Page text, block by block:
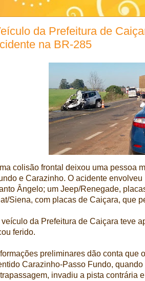
da Prefeitura de
na BR-285
colisão frontal deixou uma pessoa
e Carazinho. O acidente
Ângelo; um Jeep/Renegade,
Siena, com placas de Caiçara, que
veículo da Prefeitura de Caiçara teve
ferido.
preliminares dão conta que
Carazinho-Passo Fundo,
invadiu a pista contrária